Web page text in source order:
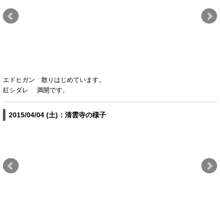
エドヒガン 散りはじめています。
紅シダレ 満開です。
2015/04/04 (土)：清雲寺の様子